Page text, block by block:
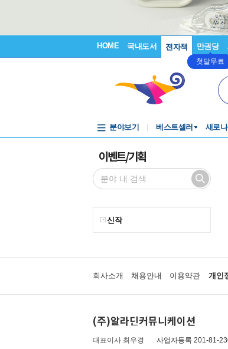
HOME 국내도서 전자책 만권당
첫달무료
분야보기 베스트셀러 새로
이벤트/기획
신작
회사소개 채용안내 이용약관 개인
(주)알라딘커뮤니케이션
대표이사 최우경 사업자등록 201-81-